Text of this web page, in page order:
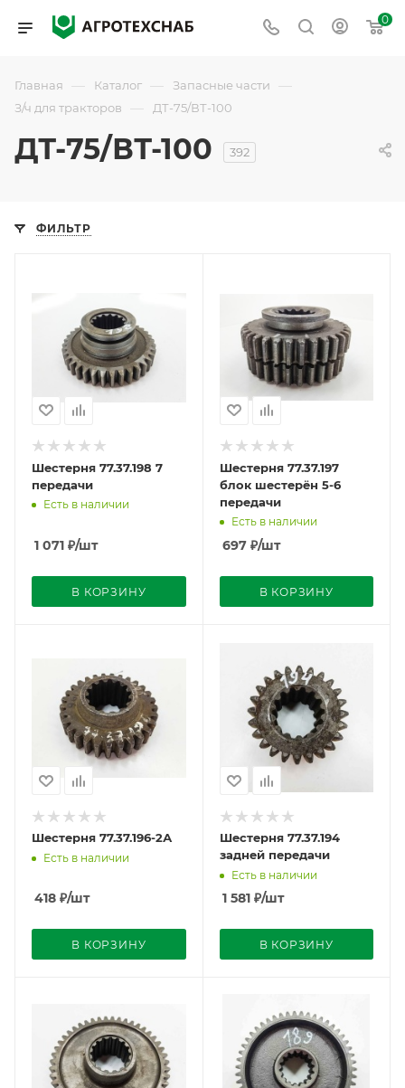
0
Главная — Каталог — Запасные части —
З/ч для тракторов — ДТ-75/ВТ-100
ДТ-75/ВТ-100 392
ФИЛЬТР
Шестерня 77.37.198 7
передачи
Есть в наличии
1 071 ₽/шт
В КОРЗИНУ
Шестерня 77.37.197
блок шестерён 5-6
передачи
Есть в наличии
697₽/шт
В КОРЗИНУ
Шестерня 77.37.196-2А
Есть в наличии
418 ₽/шт
В КОРЗИНУ
Шестерня 77.37.194
задней передачи
Есть в наличии
1 581₽/шт
В КОРЗИНУ